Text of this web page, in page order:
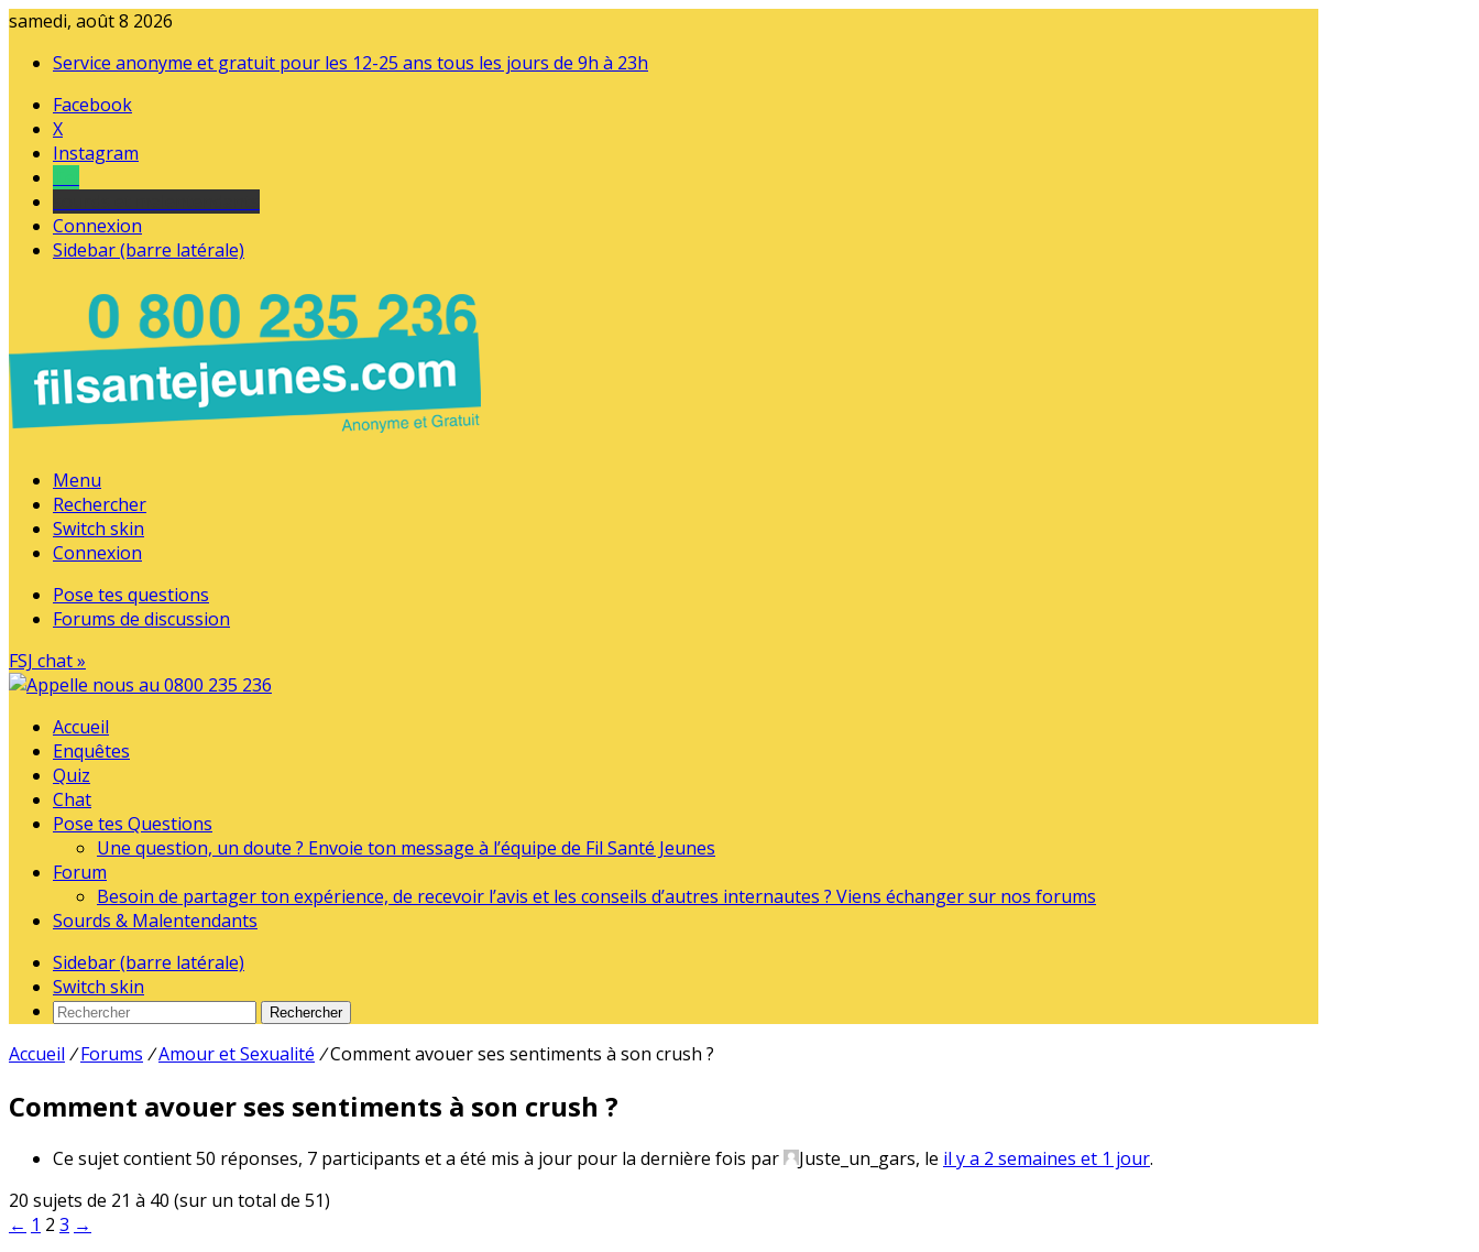
samedi, août 8 2026
Service anonyme et gratuit pour les 12-25 ans tous les jours de 9h à 23h
Facebook
X
Instagram
Connexion
Sidebar (barre latérale)
Menu
Rechercher
Switch skin
Connexion
Pose tes questions
Forums de discussion
FSJ chat »
Accueil
Enquêtes
Quiz
Chat
Pose tes Questions
Une question, un doute ? Envoie ton message à l’équipe de Fil Santé Jeunes
Forum
Besoin de partager ton expérience, de recevoir l’avis et les conseils d’autres internautes ? Viens échanger sur nos forums
Sourds & Malentendants
Sidebar (barre latérale)
Switch skin
Rechercher
Accueil / Forums /Amour et Sexualité /Comment avouer ses sentiments à son crush ?
Comment avouer ses sentiments à son crush ?
Ce sujet contient 50 réponses, 7 participants et a été mis à jour pour la dernière fois par Juste_un_gars, le il y a 2 semaines et 1 jour.
20 sujets de 21 à 40 (sur un total de 51)
← 1 2 3 →